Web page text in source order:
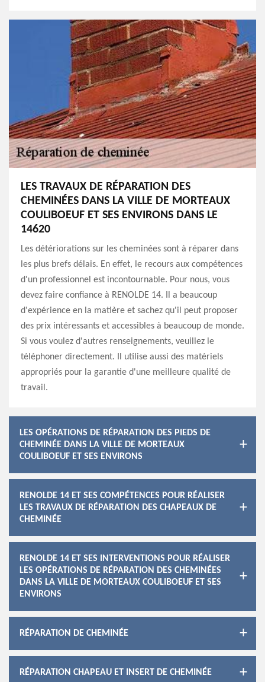
LES TRAVAUX DE RÉPARATION DES
CHEMINÉES DANS LA VILLE DE MORTEAUX
COULIBOEUF ET SES ENVIRONS DANS LE
14620
Les détériorations sur les cheminées sont à réparer dans
les plus brefs délais. En effet, le recours aux compétences
d'un professionnel est incontournable. Pour nous, vous
devez faire confiance à RENOLDE 14. Il a beaucoup
d'expérience en la matière et sachez qu'il peut proposer
des prix intéressants et accessibles à beaucoup de monde.
Si vous voulez d'autres renseignements, veuillez le
téléphoner directement. Il utilise aussi des matériels
appropriés pour la garantie d'une meilleure qualité de
travail.
LES OPÉRATIONS DE RÉPARATION DES PIEDS DE
CHEMINÉE DANS LA VILLE DE MORTEAUX
COULIBOEUF ET SES ENVIRONS
RENOLDE 14 ET SES COMPÉTENCES POUR RÉALISER
LES TRAVAUX DE RÉPARATION DES CHAPEAUX DE
CHEMINÉE
RENOLDE 14 ET SES INTERVENTIONS POUR RÉALISER
LES OPÉRATIONS DE RÉPARATION DES CHEMINÉES
DANS LA VILLE DE MORTEAUX COULIBOEUF ET SES
ENVIRONS
RÉPARATION DE CHEMINÉE
RÉPARATION CHAPEAU ET INSERT DE CHEMINÉE